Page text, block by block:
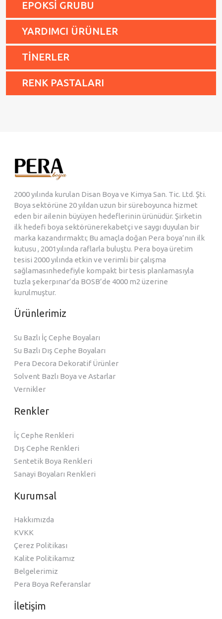
EPOKSİ GRUBU
YARDIMCI ÜRÜNLER
TİNERLER
RENK PASTALARI
2000 yılında kurulan Disan Boya ve Kimya San. Tic. Ltd. Şti.
Boya sektörüne 20 yıldan uzun bir süreboyunca hizmet
eden bir ailenin büyüyen hedeflerinin ürünüdür. Şirketin
ilk hedefi boya sektörünerekabetçi ve saygı duyulan bir
marka kazandırmaktı; Bu amaçla doğan Pera boya’nın ilk
kutusu , 2001yılında raflarla buluştu. Pera boya üretim
tesisi 2000 yılında etkin ve verimli bir çalışma
sağlamasınhedefiyle kompakt bir tesis planlamasıyla
tuzla şekerpınar’da BOSB’de 4000 m2 üzerine
kurulmuştur.
Ürünlerimiz
Su Bazlı İç Cephe Boyaları
Su Bazlı Dış Cephe Boyaları
Pera Decora Dekoratif Ürünler
Solvent Bazlı Boya ve Astarlar
Vernikler
Renkler
İç Cephe Renkleri
Dış Cephe Renkleri
Sentetik Boya Renkleri
Sanayi Boyaları Renkleri
Kurumsal
Hakkımızda
KVKK
Çerez Politikası
Kalite Politikamız
Belgelerimiz
Pera Boya Referanslar
İletişim